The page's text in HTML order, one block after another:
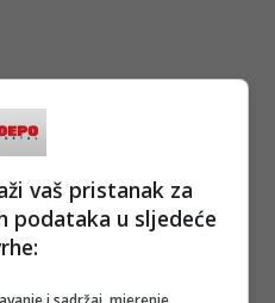
vaš pristanak za
podataka u sljedeće